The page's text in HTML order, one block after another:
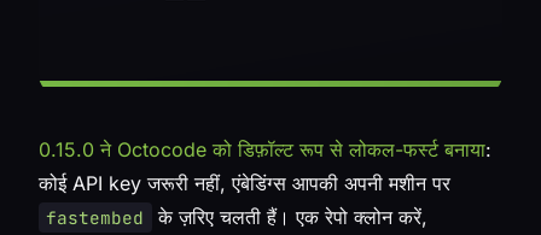
0.15.0 ने Octocode को डिफ़ॉल्ट रूप से लोकल-फर्स्ट बनाया:
कोई API key जरूरी नहीं, एंबेडिंग्स आपकी अपनी मशीन पर
fastembed के ज़रिए चलती हैं। एक रेपो क्लोन करें,